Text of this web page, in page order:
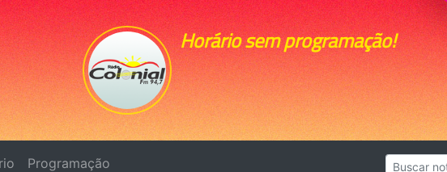
Horário sem programação!
Programação